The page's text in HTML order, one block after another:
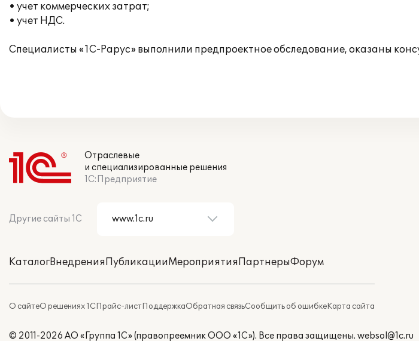
• учет коммерческих затрат;
• учет НДС.
Специалисты «1С-Рарус» выполнили предпроектное обследование, оказаны
Отраслевые
и специализированные решения
1С:Предприятие
Другие сайты 1С
КаталогВнедренияПубликацииМероприятияПартнерыФорум
О сайтеО решениях 1СПрайс-листПоддержкаОбратная связьСообщить об ошибкеКарта сайта
© 2011-2026 АО «Группа 1С» (правопреемник ООО «1С»). Все права защищены. websol@1c.ru